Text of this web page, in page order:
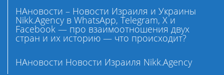
НАновости – Новости Израиля и Украины
Nikk.Agency в WhatsApp, Telegram, X и
Facebook — про взаимоотношения двух
стран и их историю — что происходит?
НАновости Новости Израиля Nikk.Agency